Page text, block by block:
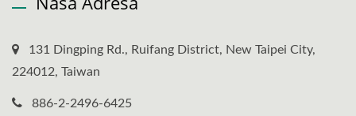
131 Dingping Rd., Ruifang District, New Taipei City,
224012, Taiwan
886-2-2496-6425